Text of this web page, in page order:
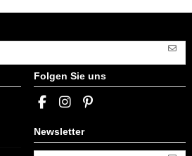
Folgen Sie uns
Newsletter